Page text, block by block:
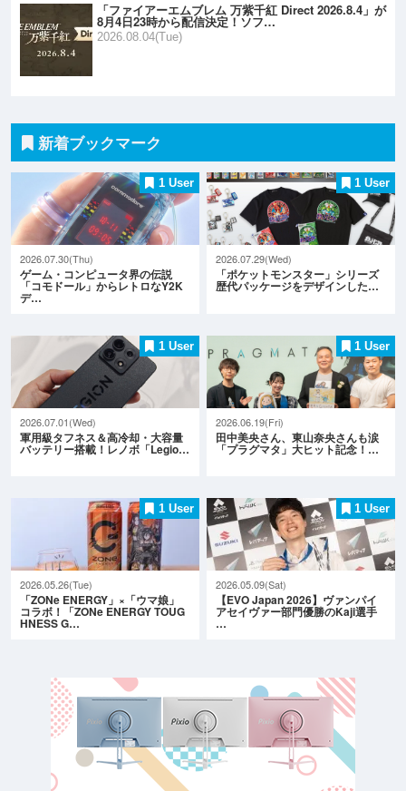
「ファイアーエムブレム 万紫千紅 Direct 2026.8.4」が
8月4日23時から配信決定！ソフ…
2026.08.04(Tue)
新着ブックマーク
1 User
2026.07.30(Thu)
ゲーム・コンピュータ界の伝説
「コモドール」からレトロなY2K
デ…
1 User
2026.07.29(Wed)
「ポケットモンスター」シリーズ
歴代パッケージをデザインした…
1 User
2026.07.01(Wed)
軍用級タフネス＆高冷却・大容量
バッテリー搭載！レノボ「Legio…
1 User
2026.06.19(Fri)
田中美央さん、東山奈央さんも涙
「プラグマタ」大ヒット記念！…
1 User
2026.05.26(Tue)
「ZONe ENERGY」×「ウマ娘」
コラボ！「ZONe ENERGY TOUG
HNESS G…
1 User
2026.05.09(Sat)
【EVO Japan 2026】ヴァンパイ
アセイヴァー部門優勝のKaji選手
…